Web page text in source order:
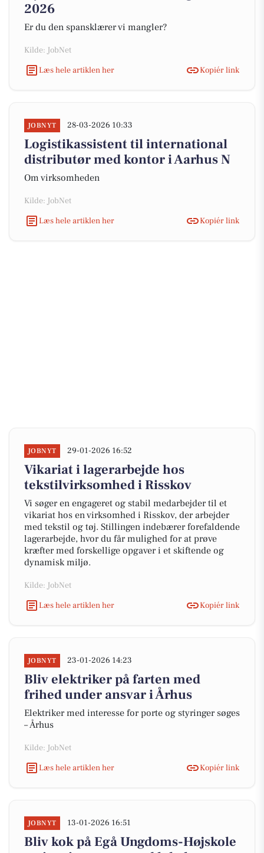
2026
Er du den spansklærer vi mangler?
Kilde: JobNet
Læs hele artiklen her
Kopiér link
JOBNYT 28-03-2026 10:33
Logistikassistent til international
distributør med kontor i Aarhus N
Om virksomheden
Kilde: JobNet
Læs hele artiklen her
Kopiér link
JOBNYT 29-01-2026 16:52
Vikariat i lagerarbejde hos
tekstilvirksomhed i Risskov
Vi søger en engageret og stabil medarbejder til et
vikariat hos en virksomhed i Risskov, der arbejder
med tekstil og tøj. Stillingen indebærer forefaldende
lagerarbejde, hvor du får mulighed for at prøve
kræfter med forskellige opgaver i et skiftende og
dynamisk miljø.
Kilde: JobNet
Læs hele artiklen her
Kopiér link
JOBNYT 23-01-2026 14:23
Bliv elektriker på farten med
frihed under ansvar i Århus
Elektriker med interesse for porte og styringer søges
– Århus
Kilde: JobNet
Læs hele artiklen her
Kopiér link
JOBNYT 13-01-2026 16:51
Bliv kok på Egå Ungdoms-Højskole